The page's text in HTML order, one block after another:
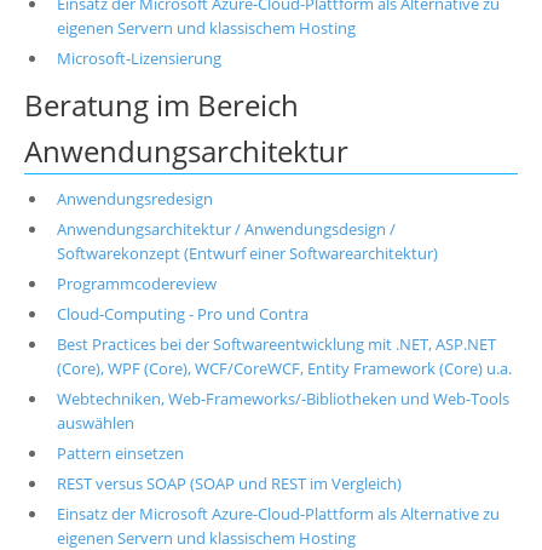
eigenen Servern und klassischem Hosting
Microsoft-Lizensierung
Beratung im Bereich
Anwendungsarchitektur
Anwendungsredesign
Anwendungsarchitektur / Anwendungsdesign /
Softwarekonzept (Entwurf einer Softwarearchitektur)
Programmcodereview
Cloud-Computing - Pro und Contra
Best Practices bei der Softwareentwicklung mit .NET, ASP.NET
(Core), WPF (Core), WCF/CoreWCF, Entity Framework (Core) u.a.
Webtechniken, Web-Frameworks/-Bibliotheken und Web-Tools
auswählen
Pattern einsetzen
REST versus SOAP (SOAP und REST im Vergleich)
Einsatz der Microsoft Azure-Cloud-Plattform als Alternative zu
eigenen Servern und klassischem Hosting